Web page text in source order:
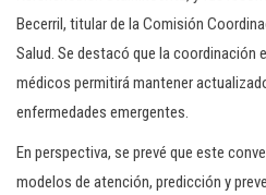
Becerril, titular de la Comisión
Salud. Se destacó que la coordinación
médicos permitirá mantener
enfermedades emergentes.
En perspectiva, se prevé que este
modelos de atención, predicción y